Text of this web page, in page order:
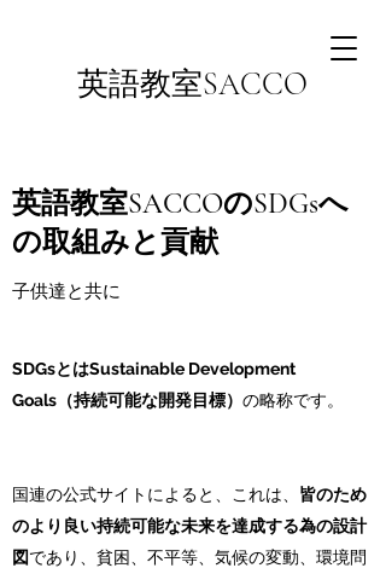
英語教室SACCO
英語教室SACCOのSDGsへ
の取組みと貢献
​​子供達と共に
SDGsとはSustainable Development
Goals（持続可能な開発目標） の略称です。
国連の公式サイトによると、これは、 皆のため
のより良い持続可能な未来を達成する為の設計
図であり、貧困、不平等、気候の変動、環境問